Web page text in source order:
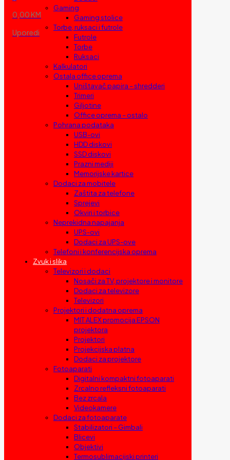
0,00 KM
Uporedi
Gaming
Gaming stolice
Torbe, ruksaci i futrole
Futrole
Torbe
Ruksaci
Kalkulatori
Ostala office oprema
Uništavač papira – shredderi
Trimeri
Giljotine
Office oprema – ostalo
Pohrana podataka
USB-ovi
HDD diskovi
SSD diskovi
Prazni mediji
Memorijske kartice
Dodaci za mobitele
Zaštita za telefone
Sprejevi
Okviri i torbice
Neprekidna napajanja
UPS-ovi
Dodaci za UPS-ove
Telefoni i konferencijska oprema
Zvuk i slika
Televizori i dodaci
Nosači za TV, projektore i monitore
Dodaci za televizore
Televizori
Projektori i dodatna oprema
MIT ALEX promocija EPSON
projektora
Projektori
Projekcijska platna
Dodaci za projektore
Fotoaparati
Digitalni kompaktni fotoaparati
Zrcalno refleksni fotoaparati
Bez zrcala
Videokamere
Dodaci za fotoaparate
Stabilizatori – Gimbali
Blicevi
Objektivi
Termosublimacijski printeri